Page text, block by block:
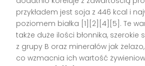
przykładem jest soja z 446 kcal i
poziomem białka [1][2][4][5]. Te
także duże ilości błonnika, szerokie
z grupy B oraz minerałów jak
co wzmacnia ich wartość